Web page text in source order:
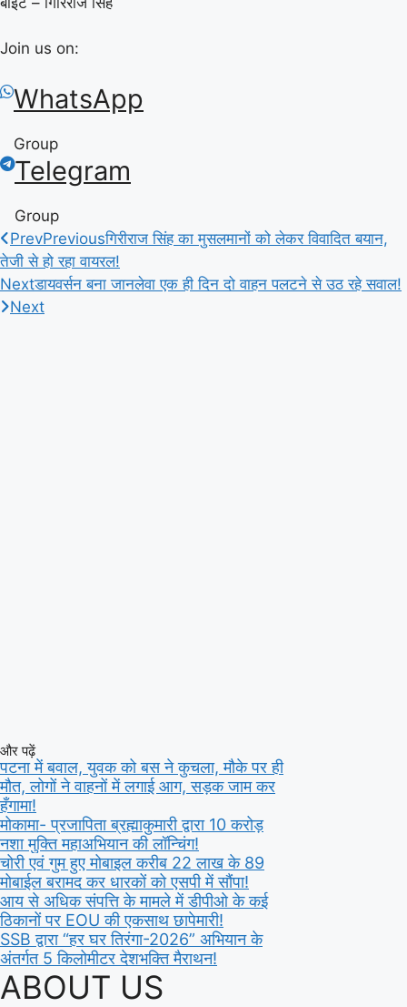
Join us on:
WhatsApp
Group
Telegram
Group
PrevPreviousगिरीराज सिंह का मुसलमानों को लेकर विवादित बयान,
तेजी से हो रहा वायरल!
Nextडायवर्सन बना जानलेवा एक ही दिन दो वाहन पलटने से उठ रहे सवाल!
Next
और पढ़ें
पटना में बवाल, युवक को बस ने कुचला, मौके पर ही
मौत, लोगों ने वाहनों में लगाई आग, सड़क जाम कर
हँगामा!
मोकामा- प्रजापिता ब्रह्माकुमारी द्वारा 10 करोड़
नशा मुक्ति महाअभियान की लॉन्चिंग!
चोरी एवं गुम हुए मोबाइल करीब 22 लाख के 89
मोबाईल बरामद कर धारकों को एसपी में सौंपा!
आय से अधिक संपत्ति के मामले में डीपीओ के कई
ठिकानों पर EOU की एकसाथ छापेमारी!
SSB द्वारा “हर घर तिरंगा-2026” अभियान के
अंतर्गत 5 किलोमीटर देशभक्ति मैराथन!
ABOUT US